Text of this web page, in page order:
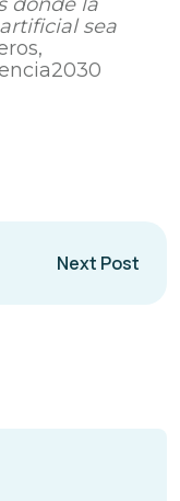
sea
Next Post